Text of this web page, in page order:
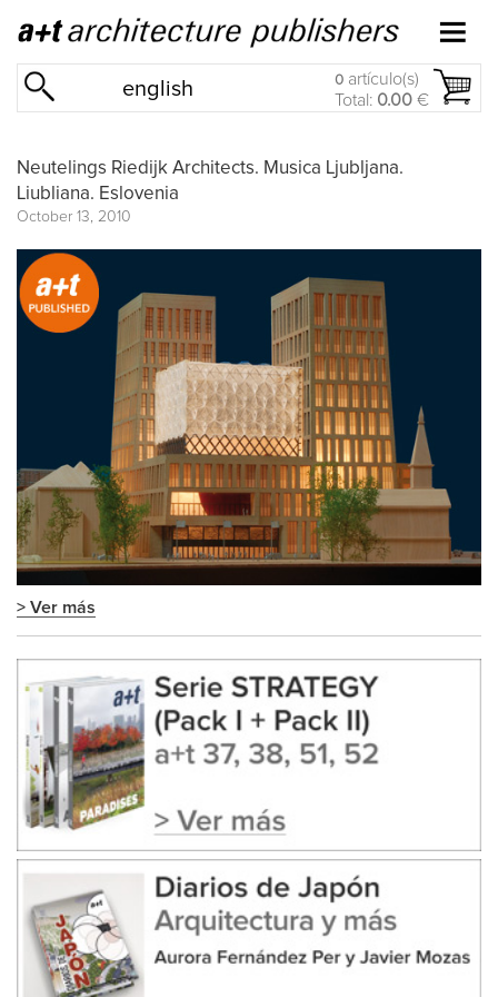
english 0 artículo(s)
Total: 0.00 €
Neutelings Riedijk Architects. Musica Ljubljana.
Liubliana. Eslovenia
October 13, 2010
> Ver más